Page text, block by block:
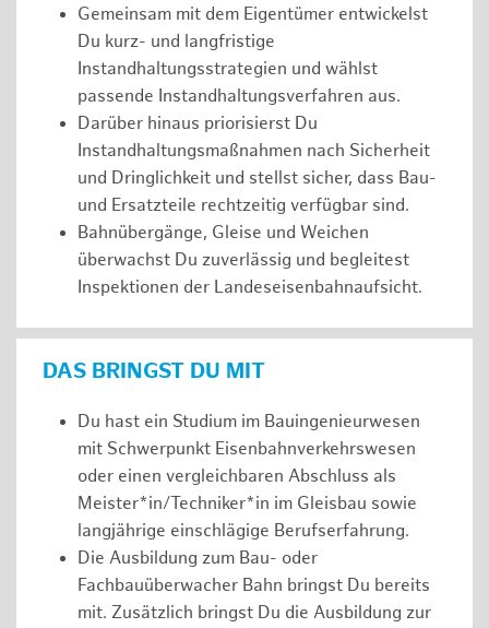
Gemeinsam mit dem Eigentümer entwickelst
Du kurz- und langfristige
Instandhaltungsstrategien und wählst
passende Instandhaltungsverfahren aus.
Darüber hinaus priorisierst Du
Instandhaltungsmaßnahmen nach Sicherheit
und Dringlichkeit und stellst sicher, dass Bau-
und Ersatzteile rechtzeitig verfügbar sind.
Bahnübergänge, Gleise und Weichen
überwachst Du zuverlässig und begleitest
Inspektionen der Landeseisenbahnaufsicht.
DAS BRINGST DU MIT
Du hast ein Studium im Bauingenieurwesen
mit Schwerpunkt Eisenbahnverkehrswesen
oder einen vergleichbaren Abschluss als
Meister*in/Techniker*in im Gleisbau sowie
langjährige einschlägige Berufserfahrung.
Die Ausbildung zum Bau- oder
Fachbauüberwacher Bahn bringst Du bereits
mit. Zusätzlich bringst Du die Ausbildung zur